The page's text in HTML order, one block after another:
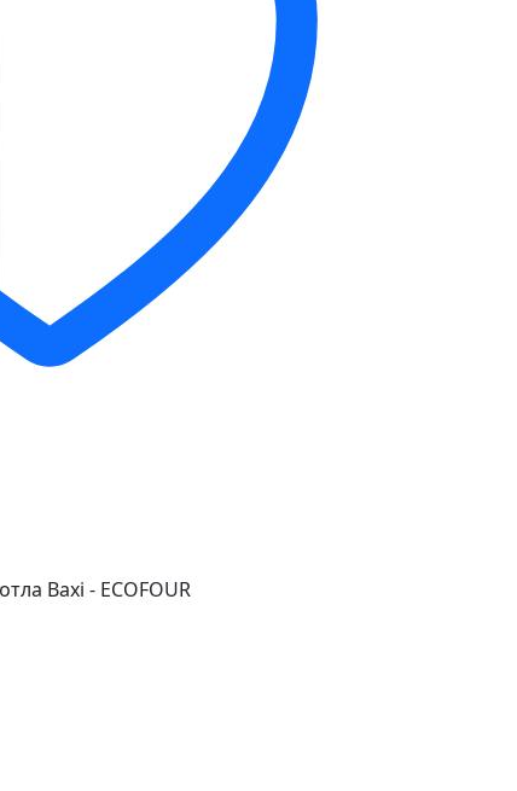
Baxi - ECOFOUR